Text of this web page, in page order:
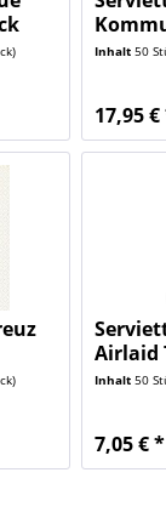
Inhalt 50
17,95
Airlaid
Inhalt 50
7,05 € *